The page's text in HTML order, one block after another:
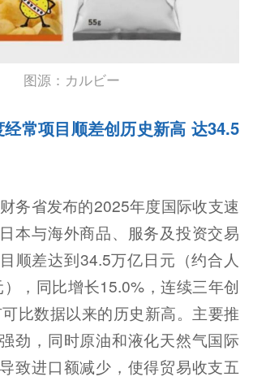
图源：カルビー
经常项目顺差创历史新高 达34.5
务省发布的2025年度国际收支速
本与海外商品、服务及投资交易
顺差达到34.5万亿日元（约合人
，同比增长15.0%，连续三年创
比数据以来的历史新高。主要推
劲，同时原油和液化天然气国际
致进口额减少，使得贸易收支五